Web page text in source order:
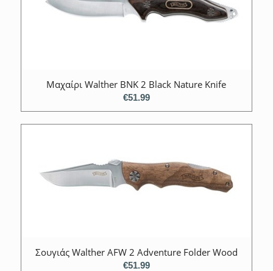
Μαχαίρι Walther BNK 2 Black Nature Knife
€51.99
Σουγιάς Walther AFW 2 Adventure Folder Wood
€51.99